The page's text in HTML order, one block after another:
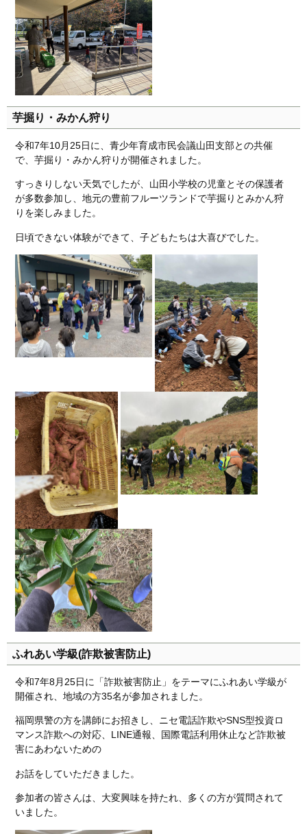
芋掘り・みかん狩り
令和7年10月25日に、青少年育成市民会議山田支部との共催
で、芋掘り・みかん狩りが開催されました。
すっきりしない天気でしたが、山田小学校の児童とその保護者
が多数参加し、地元の豊前フルーツランドで芋掘りとみかん狩
りを楽しみました。
日頃できない体験ができて、子どもたちは大喜びでした。
ふれあい学級(詐欺被害防止)
令和7年8月25日に「詐欺被害防止」をテーマにふれあい学級が
開催され、地域の方35名が参加されました。
福岡県警の方を講師にお招きし、ニセ電話詐欺やSNS型投資ロ
マンス詐欺への対応、LINE通報、国際電話利用休止など詐欺被
害にあわないための
お話をしていただきました。
参加者の皆さんは、大変興味を持たれ、多くの方が質問されて
いました。